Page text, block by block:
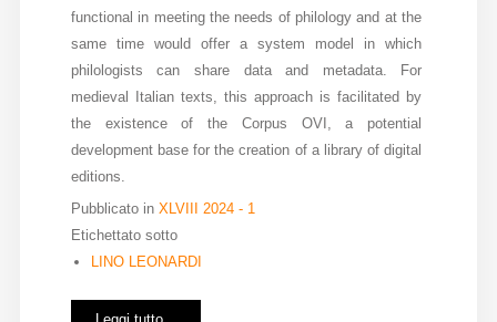
functional in meeting the needs of philology and at the
same time would offer a system model in which
philologists can share data and metadata. For
medieval Italian texts, this approach is facilitated by
the existence of the Corpus OVI, a potential
development base for the creation of a library of digital
editions.
Pubblicato in XLVIII 2024 - 1
Etichettato sotto
LINO LEONARDI